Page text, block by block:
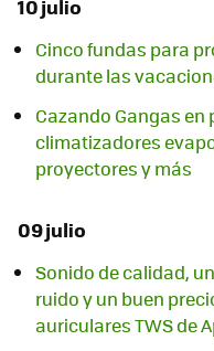
10 julio
Cinco fundas para
durante las
Cazando Gangas en
climatizadores
proyectores y más
09 julio
Sonido de calidad,
ruido y un buen
auriculares TWS de